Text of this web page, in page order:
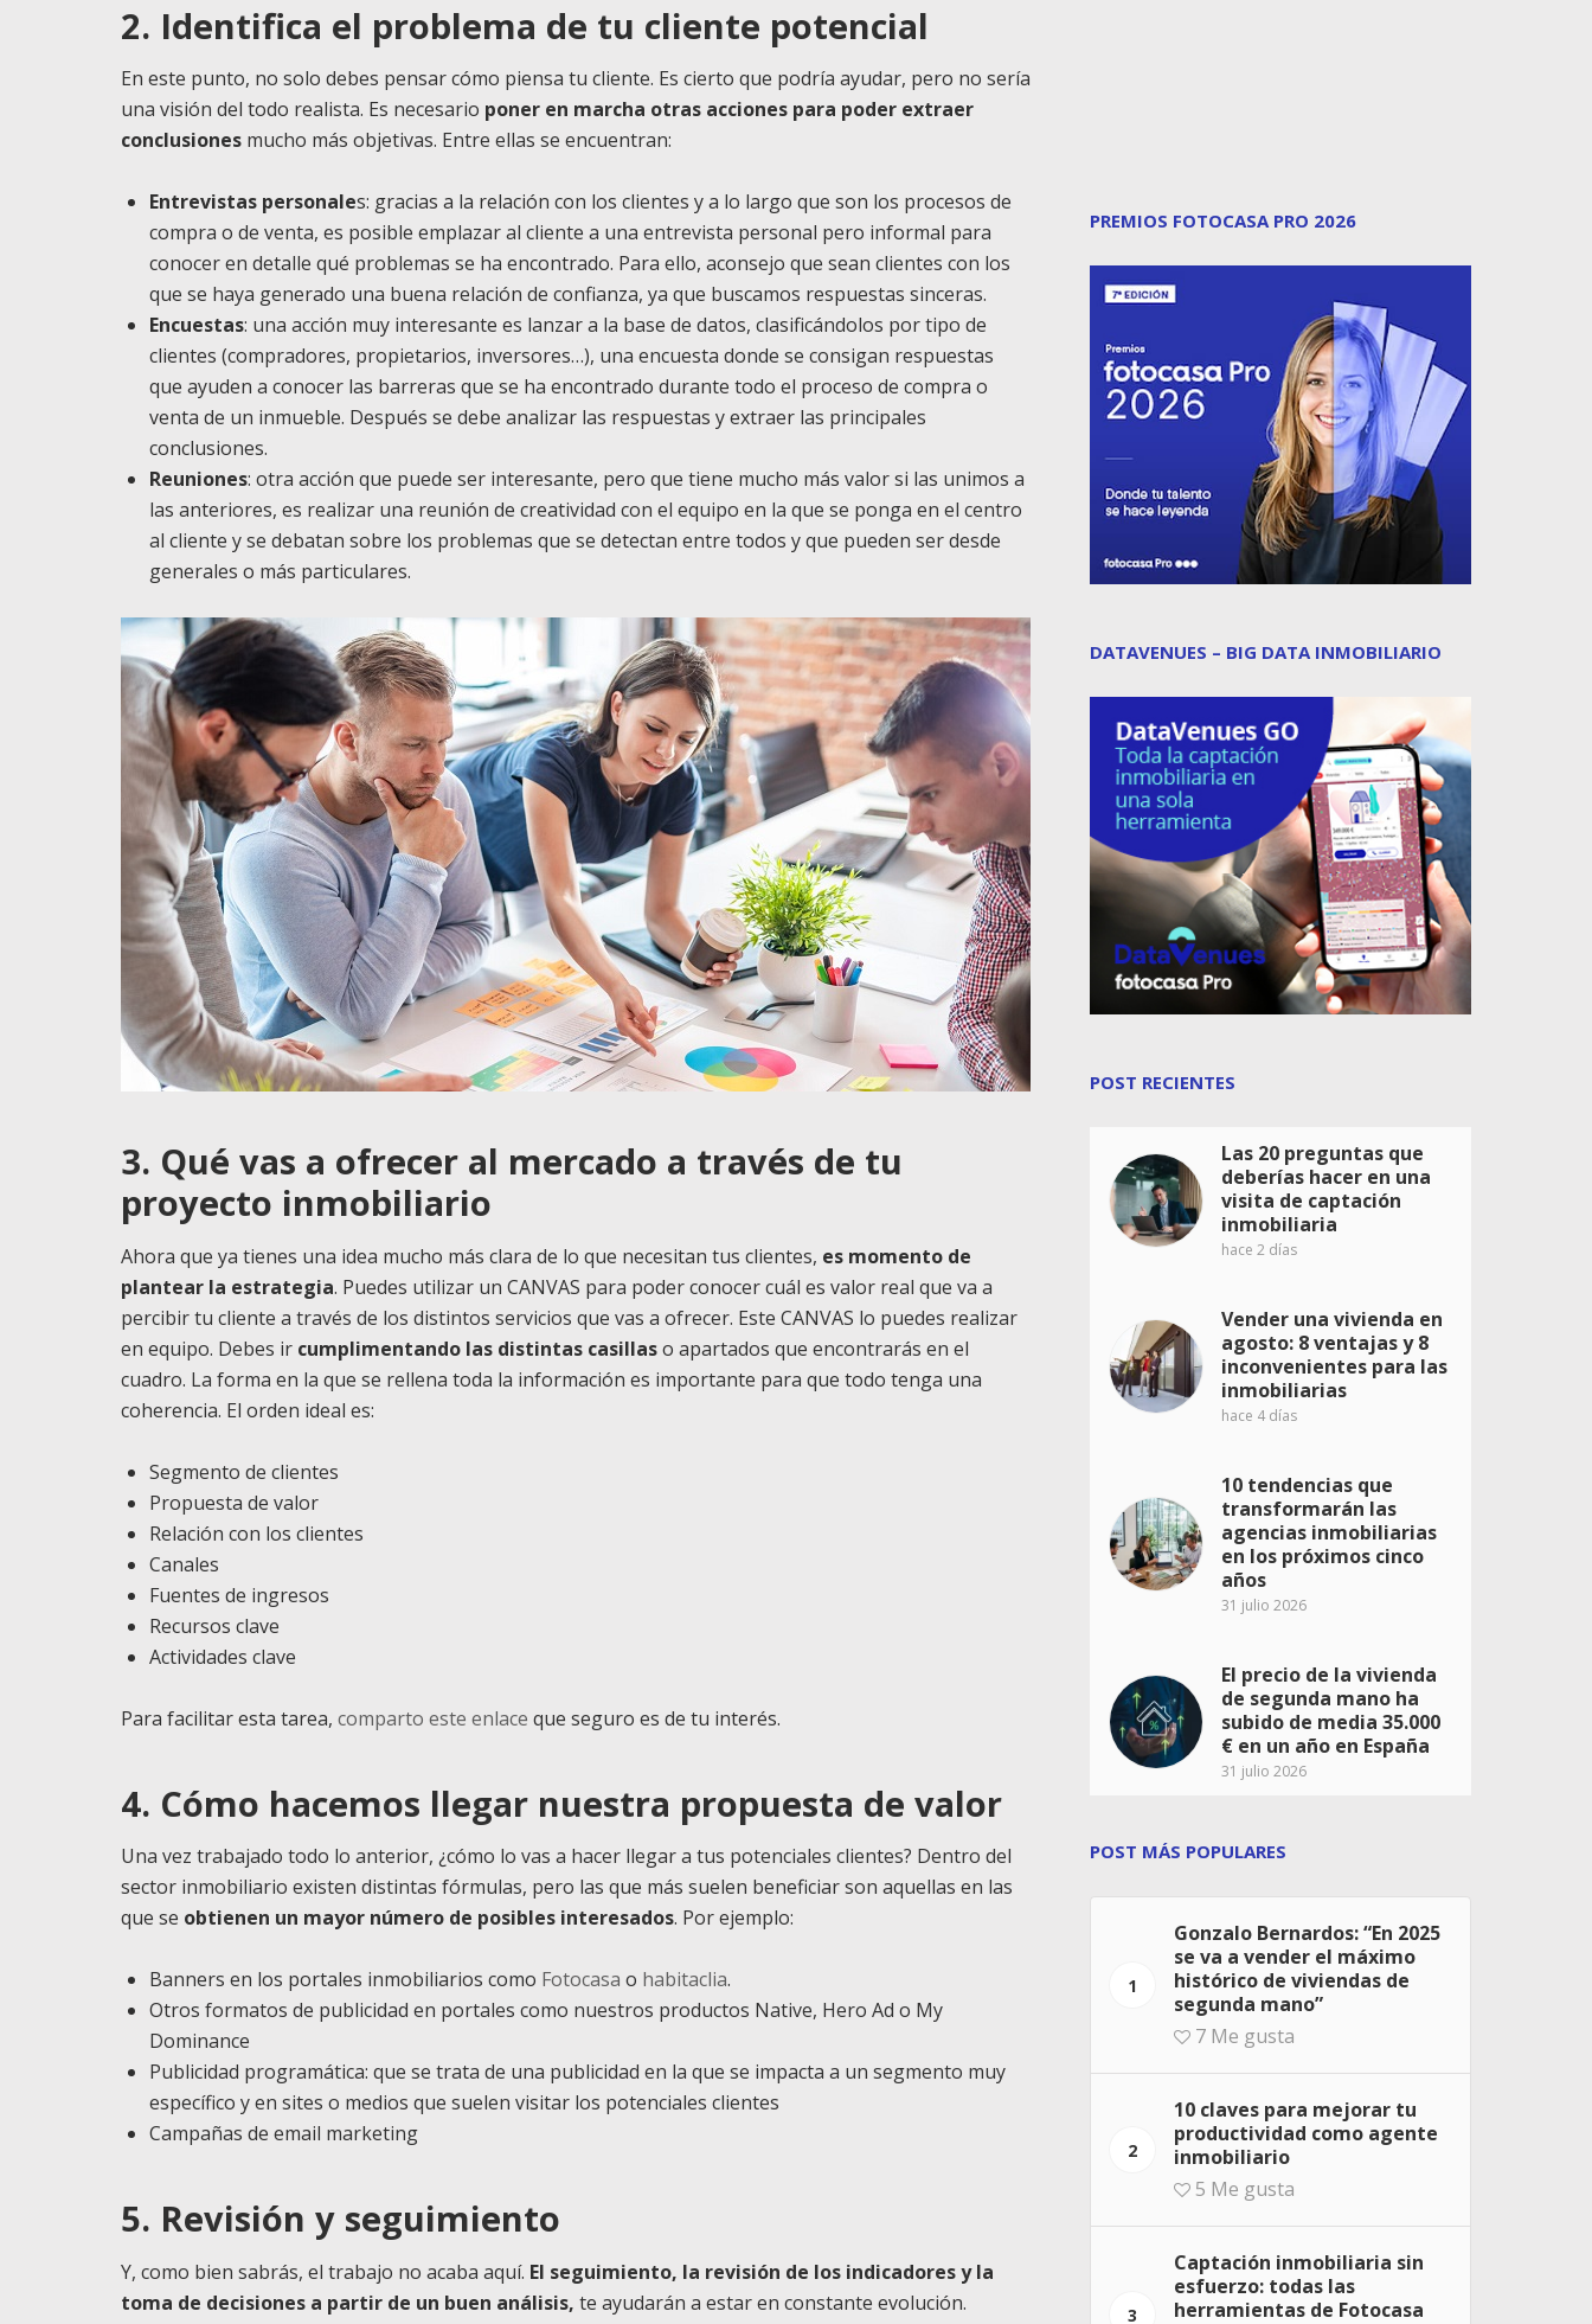
2. Identifica el problema de tu cliente potencial
En este punto, no solo debes pensar cómo piensa tu cliente. Es cierto que podría ayudar, pero no sería
una visión del todo realista. Es necesario poner en marcha otras acciones para poder extraer
conclusiones mucho más objetivas. Entre ellas se encuentran:
Entrevistas personales: gracias a la relación con los clientes y a lo largo que son los procesos de
compra o de venta, es posible emplazar al cliente a una entrevista personal pero informal para
conocer en detalle qué problemas se ha encontrado. Para ello, aconsejo que sean clientes con los
que se haya generado una buena relación de confianza, ya que buscamos respuestas sinceras.
Encuestas: una acción muy interesante es lanzar a la base de datos, clasificándolos por tipo de
clientes (compradores, propietarios, inversores…), una encuesta donde se consigan respuestas
que ayuden a conocer las barreras que se ha encontrado durante todo el proceso de compra o
venta de un inmueble. Después se debe analizar las respuestas y extraer las principales
conclusiones.
Reuniones: otra acción que puede ser interesante, pero que tiene mucho más valor si las unimos a
las anteriores, es realizar una reunión de creatividad con el equipo en la que se ponga en el centro
al cliente y se debatan sobre los problemas que se detectan entre todos y que pueden ser desde
generales o más particulares.
3. Qué vas a ofrecer al mercado a través de tu
proyecto inmobiliario
Ahora que ya tienes una idea mucho más clara de lo que necesitan tus clientes, es momento de
plantear la estrategia. Puedes utilizar un CANVAS para poder conocer cuál es valor real que va a
percibir tu cliente a través de los distintos servicios que vas a ofrecer. Este CANVAS lo puedes realizar
en equipo. Debes ir cumplimentando las distintas casillaso apartados que encontrarás en el
cuadro. La forma en la que se rellena toda la información es importante para que todo tenga una
coherencia. El orden ideal es:
Segmento de clientes
Propuesta de valor
Relación con los clientes
Canales
Fuentes de ingresos
Recursos clave
Actividades clave
Para facilitar esta tarea, comparto este enlace que seguro es de tu interés.
4. Cómo hacemos llegar nuestra propuesta de valor
Una vez trabajado todo lo anterior, ¿cómo lo vas a hacer llegar a tus potenciales clientes? Dentro del
sector inmobiliario existen distintas fórmulas, pero las que más suelen beneficiar son aquellas en las
que se obtienen un mayor número de posibles interesados. Por ejemplo:
Banners en los portales inmobiliarios como Fotocasa o habitaclia.
Otros formatos de publicidad en portales como nuestros productos Native, Hero Ad o My
Dominance
Publicidad programática: que se trata de una publicidad en la que se impacta a un segmento muy
específico y en sites o medios que suelen visitar los potenciales clientes
Campañas de email marketing
5. Revisión y seguimiento
Y, como bien sabrás, el trabajo no acaba aquí. El seguimiento, la revisión de los indicadores y la
toma de decisiones a partir de un buen análisis, te ayudarán a estar en constante evolución.
PREMIOS FOTOCASA PRO 2026
DATAVENUES – BIG DATA INMOBILIARIO
POST RECIENTES
Las 20 preguntas que
deberías hacer en una
visita de captación
inmobiliaria
hace 2 días
Vender una vivienda en
agosto: 8 ventajas y 8
inconvenientes para las
inmobiliarias
hace 4 días
10 tendencias que
transformarán las
agencias inmobiliarias
en los próximos cinco
años
31 julio 2026
El precio de la vivienda
de segunda mano ha
subido de media 35.000
€ en un año en España
31 julio 2026
POST MÁS POPULARES
1
Gonzalo Bernardos: “En 2025
se va a vender el máximo
histórico de viviendas de
segunda mano”
7 Me gusta
2
10 claves para mejorar tu
productividad como agente
inmobiliario
5 Me gusta
3
Captación inmobiliaria sin
esfuerzo: todas las
herramientas de Fotocasa